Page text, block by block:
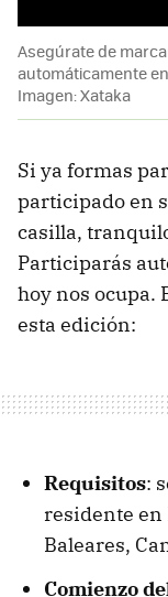
Asegúrate de
automáticamente
Imagen: Xataka
Si ya formas
participado en
casilla,
Participarás
hoy nos ocupa.
esta edición:
Requisitos:
residente en
Baleares,
Comienzo